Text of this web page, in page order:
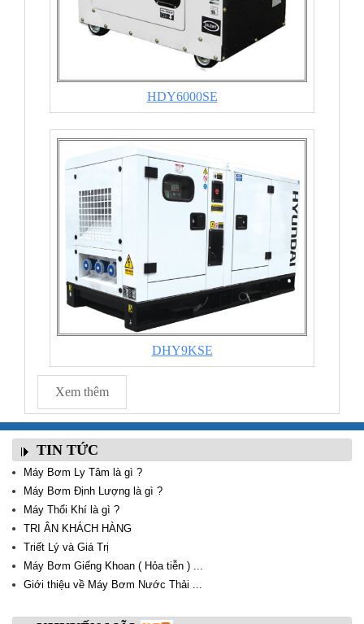
HDY6000SE
DHY9KSE
Xem thêm
TIN TỨC
Máy Bơm Ly Tâm là gì ?
Máy Bơm Định Lượng là gì ?
Máy Thổi Khí là gì ?
TRI ÂN KHÁCH HÀNG
Triết Lý và Giá Trị
Máy Bơm Giếng Khoan ( Hỏa tiễn ) ...
Giới thiệu về Máy Bơm Nước Thải ...